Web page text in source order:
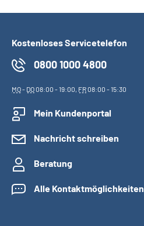
Kostenloses Servicetelefon
0800 1000 4800
MO- DO08:00 - 19:00, FR08:00 - 15:30
Mein Kundenportal
Nachricht schreiben
Beratung
Alle Kontaktmöglichkeiten